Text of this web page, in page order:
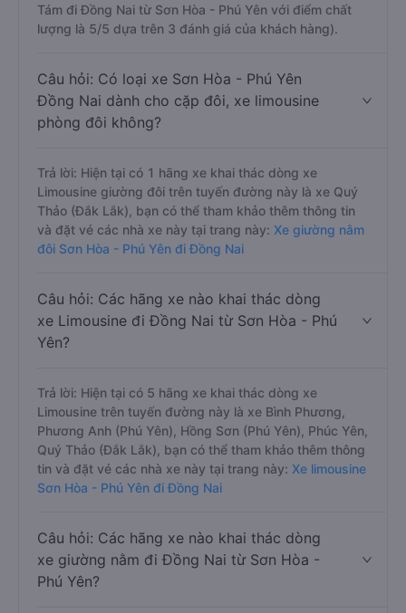
Tám đi Đồng Nai từ Sơn Hòa - Phú Yên với điểm chất
lượng là 5/5 dựa trên 3 đánh giá của khách hàng).
Câu hỏi: Có loại xe Sơn Hòa - Phú Yên
Đồng Nai dành cho cặp đôi, xe limousine
phòng đôi không?
Trả lời: Hiện tại có 1 hãng xe khai thác dòng xe
Limousine giường đôi trên tuyến đường này là xe Quý
Thảo (Đắk Lắk), bạn có thể tham khảo thêm thông tin
và đặt vé các nhà xe này tại trang này: Xe giường nằm
đôi Sơn Hòa - Phú Yên đi Đồng Nai
Câu hỏi: Các hãng xe nào khai thác dòng
xe Limousine đi Đồng Nai từ Sơn Hòa - Phú
Yên?
Trả lời: Hiện tại có 5 hãng xe khai thác dòng xe
Limousine trên tuyến đường này là xe Bình Phương,
Phương Anh (Phú Yên), Hồng Sơn (Phú Yên), Phúc Yên,
Quý Thảo (Đắk Lắk), bạn có thể tham khảo thêm thông
tin và đặt vé các nhà xe này tại trang này: Xe limousine
Sơn Hòa - Phú Yên đi Đồng Nai
Câu hỏi: Các hãng xe nào khai thác dòng
xe giường nằm đi Đồng Nai từ Sơn Hòa -
Phú Yên?